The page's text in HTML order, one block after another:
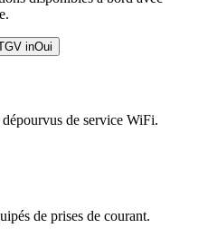
inOui
de service WiFi.
de prises de courant.